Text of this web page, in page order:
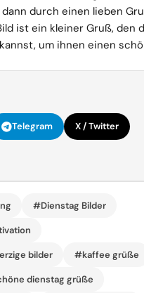
durch einen lieben
ist ein kleiner Gruß, den
um ihnen einen
Telegram X / Twitter
#Dienstag Bilder
bilder #kaffee grüße
dienstag grüße